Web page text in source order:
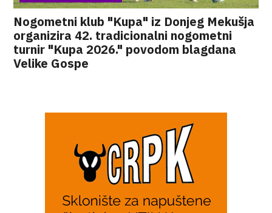
Nogometni klub "Kupa" iz Donjeg Mekušja
organizira 42. tradicionalni nogometni
turnir "Kupa 2026." povodom blagdana
Velike Gospe